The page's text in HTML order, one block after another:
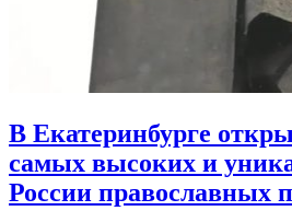
В Екатеринбурге
самых высоких и
России православных